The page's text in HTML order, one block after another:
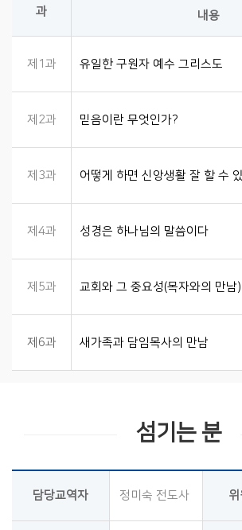
과 내용
제1과 유일한 구원자 예수 그리스도
제2과 믿음이란 무엇인가?
제3과 어떻게 하면 신앙생활 잘 할 수
제4과 성경은 하나님의 말씀이다​
제5과 교회와 그 중요성(목자와의 만남)
제6과 새가족과 담임목사의 만남
섬기는 분
담당교역자 정미숙 전도사